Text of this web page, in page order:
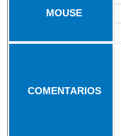
MOUSE
COMENTARIOS